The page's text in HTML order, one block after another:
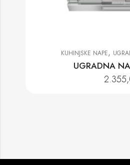
KUHINJSKE NAPE,
UGRADNA